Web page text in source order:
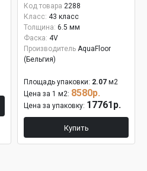
Код товара 2288
Класс: 43 класс
Толщина: 6.5 мм
Фаска: 4V
Производитель AquaFloor
(Бельгия)
Площадь упаковки: 2.07 м2
Цена за 1 м2: 8580р.
Цена за упаковку: 17761р.
Купить